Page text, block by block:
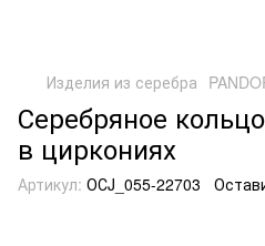
Изделия из серебра
Серебряное
в циркониях
Артикул: ОСJ_055-22703